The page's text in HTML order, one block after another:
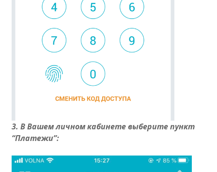
3. В Вашем личном кабинете выберите пункт
“Платежи”: